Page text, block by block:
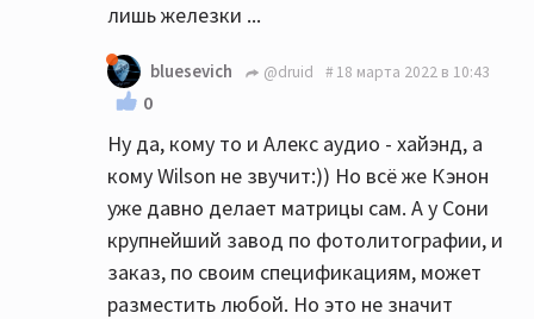
лишь железки ...
bluesevich @druid 18 марта 2022 в 10:43
0
Ну да, кому то и Алекс аудио - хайэнд, а
кому Wilson не звучит:)) Но всё же Кэнон
уже давно делает матрицы сам. А у Сони
крупнейший завод по фотолитографии, и
заказ, по своим спецификациям, может
разместить любой. Но это не значит